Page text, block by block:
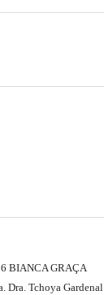
BIANCA GRAÇA
Dra. Tchoya